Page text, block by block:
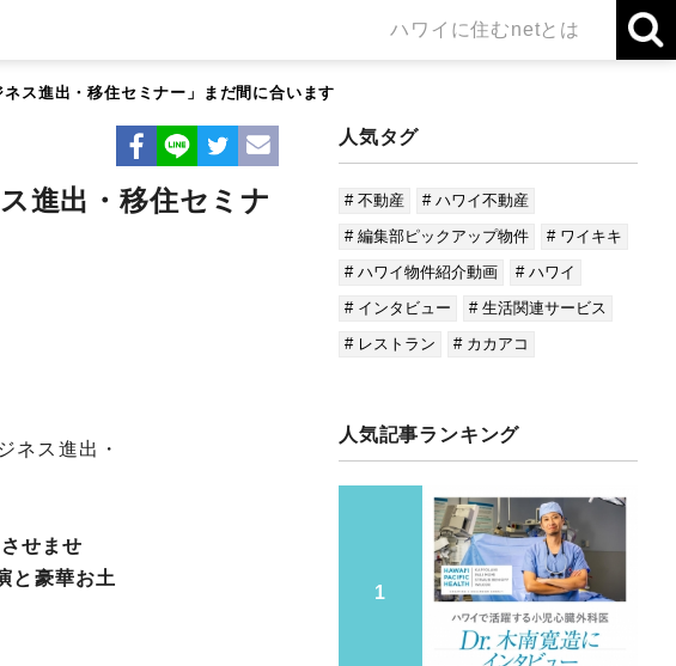
ハワイに住むnetとは
ス進出・移住セミナー」まだ間に合います
進出・移住セミナ
ネス進出・
せませ
と豪華お土
人気タグ
# 不動産
# ハワイ不動産
# 編集部ピックアップ物件
# ワイキキ
# ハワイ物件紹介動画
# ハワイ
# インタビュー
# 生活関連サービス
# レストラン
# カカアコ
人気記事ランキング